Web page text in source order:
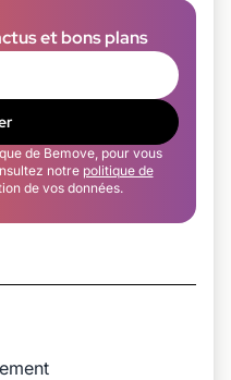
et bons plans
de Bemove, pour vous
notre politique de
de vos données.